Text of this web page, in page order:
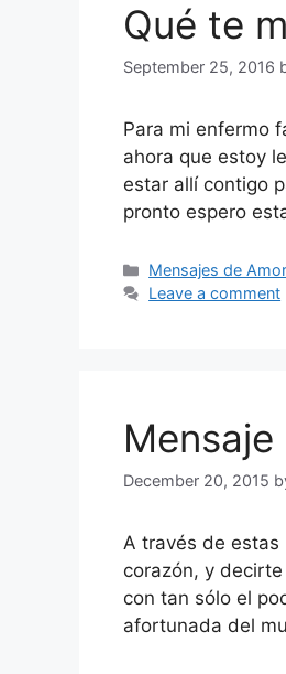
Qué te
September 25, 2016
Para mi enfermo
ahora que estoy
estar allí contigo
pronto espero
Categories
Mensajes de
Leave a comment
December 20, 2015
A través de estas
corazón, y
con tan sólo el
afortunada del